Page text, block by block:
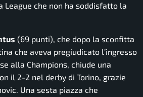
League che non ha soddisfatto la
(69 punti), che dopo la sconfitta
che aveva pregiudicato l’ingresso
alla Champions, chiude una
il 2-2 nel derby di Torino, grazie
Una sesta piazza che